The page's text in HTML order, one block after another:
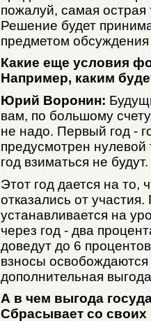
пожалуй, самая острая
Решение будет
предметом обсуждения
Какие еще условия
Например, каким
Юрий Воронин:
вам, по большому
не надо. Первый год -
предусмотрен
год взиматься не будут.
Этот год дается на
отказались от
устанавливается на
через год - два
доведут до 6
взносы
дополнительная
А в чем выгода
Сбрасывает со своих